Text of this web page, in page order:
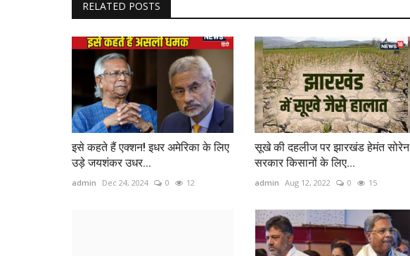
RELATED POSTS
इसे कहते हैं एक्शन! इधर अमेरिका के लिए
उड़े जयशंकर उधर...
admin Dec 24, 2024 0 12
सूखे की दहलीज पर झारखंड हेमंत सोरेन
सरकार किसानों के लिए...
admin Aug 12, 2022 0 15